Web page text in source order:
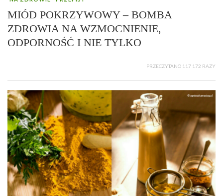
MIÓD POKRZYWOWY – BOMBA
ZDROWIA NA WZMOCNIENIE,
ODPORNOŚĆ I NIE TYLKO
PRZECZYTANO 117 172 RAZY